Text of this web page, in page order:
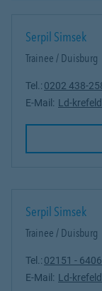
Serpil Simsek
Trainee / Duisburg
Tel.: 0202 438-
E-Mail: Ld-
Serpil Simsek
Trainee / Duisburg
Tel.: 02151 -
E-Mail: Ld-